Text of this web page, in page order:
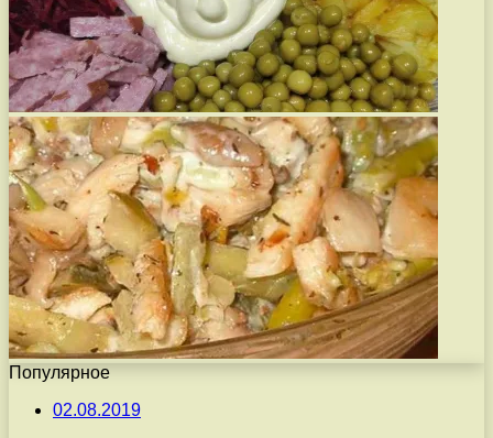
Популярное
02.08.2019